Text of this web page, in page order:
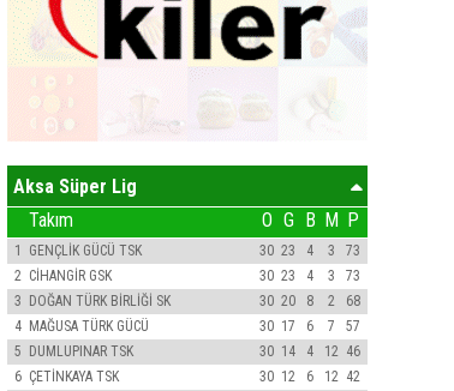
Aksa Süper Lig
Takım O G B M P
1 GENÇLİK GÜCÜ TSK 30 23 4 3
73
2 CİHANGİR GSK 30 23 4 3
73
3 DOĞAN TÜRK BİRLİĞİ SK 30 20 8 2
68
4 MAĞUSA TÜRK GÜCÜ 30 17 6 7
57
5 DUMLUPINAR TSK 30 14 4 12 46
6 ÇETİNKAYA TSK 30 12 6 12 42